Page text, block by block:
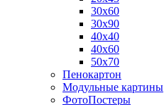
30х60
30х90
40х40
40х60
50х70
Пенокартон
Модульные картины
ФотоПостеры